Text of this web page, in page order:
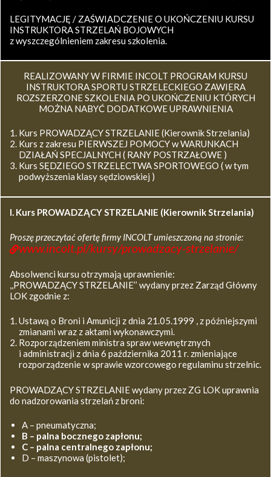
LEGITYMACJĘ / ZAŚWIADCZENIE O UKOŃCZENIU KURSU
INSTRUKTORA STRZELAŃ BOJOWYCH
z wyszczególnieniem zakresu szkolenia.
REALIZOWANY W FIRMIE INCOLT PROGRAM KURSU
INSTRUKTORA SPORTU STRZELECKIEGO ZAWIERA
ROZSZERZONE SZKOLENIA PO UKOŃCZENIU KTÓRYCH
MOŻNA NABYĆ DODATKOWE UPRAWNIENIA
Kurs PROWADZĄCY STRZELANIE (Kierownik Strzelania)
Kurs z zakresu PIERWSZEJ POMOCY w WARUNKACH
DZIAŁAŃ SPECJALNYCH ( RANY POSTRZAŁOWE )
Kurs SĘDZIEGO STRZELECTWA SPORTOWEGO ( w tym
podwyższenia klasy sędziowskiej )
I. Kurs PROWADZĄCY STRZELANIE (Kierownik Strzelania)
Proszę przeczytać ofertę firmy INCOLT umieszczoną na stronie:
www.incolt.pl/kursy/prowadzacy-strzelanie/
Absolwenci kursu otrzymają uprawnienie:
,,PROWADZĄCY STRZELANIE’’ wydany przez Zarząd Główny
LOK zgodnie z:
Ustawą o Broni i Amunicji z dnia 21.05.1999 , z późniejszymi
zmianami wraz z aktami wykonawczymi.
Rozporządzeniem ministra spraw wewnętrznych
i administracji z dnia 6 października 2011 r. zmieniające
rozporządzenie w sprawie wzorcowego regulaminu strzelnic.
PROWADZĄCY STRZELANIE wydany przez ZG LOK uprawnia
do nadzorowania strzelań z broni:
A – pneumatyczna;
B – palna bocznego zapłonu;
C – palna centralnego zapłonu;
D – maszynowa (pistolet);